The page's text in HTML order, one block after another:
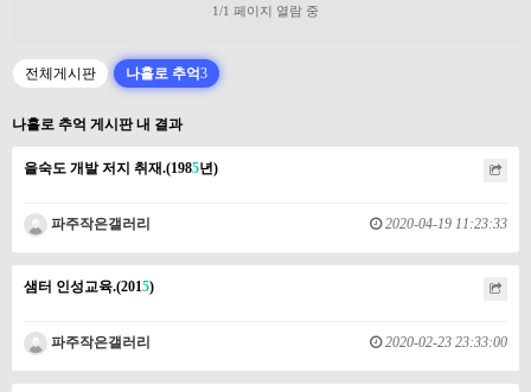
1/1 페이지 열람 중
전체게시판 나홀로 추억3
나홀로 추억 게시판 내 결과
을숙도 개발 저지 취재.(1985년)
파주작은갤러리 2020-04-19 11:23:33
샘터 인성교육.(2015)
파주작은갤러리 2020-02-23 23:33:00